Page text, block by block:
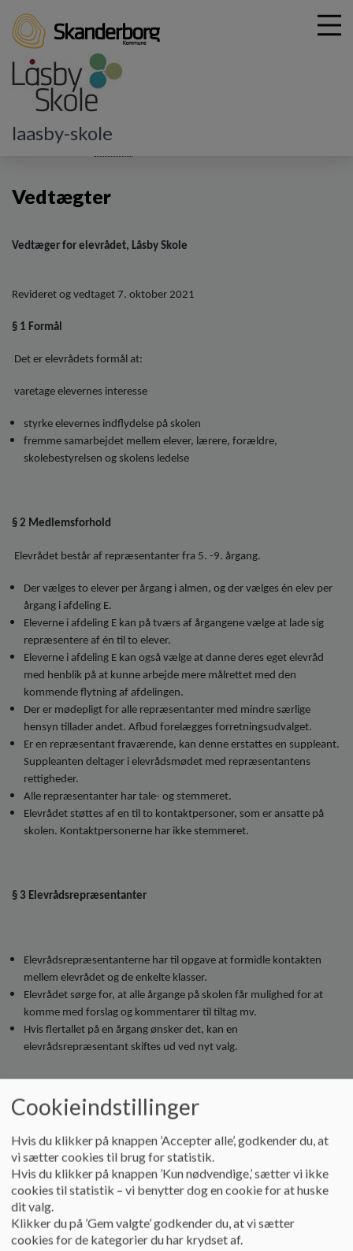
laasby-skole
Vores skole
Vedtægter
Vedtæger for elevrådet, Låsby Skole
Revideret og vedtaget 7. oktober 2021
§ 1 Formål
Det er elevrådets formål at:
varetage elevernes interesse
styrke elevernes indflydelse på skolen
fremme samarbejdet mellem elever, lærere, forældre,
skolebestyrelsen og skolens ledelse
§ 2 Medlemsforhold
Elevrådet består af repræsentanter fra 5. -9. årgang.
Der vælges to elever per årgang i almen, og der vælges én elev per
årgang i afdeling E.
Eleverne i afdeling E kan på tværs af årgangene vælge at lade sig
repræsentere af én til to elever.
Eleverne i afdeling E kan også vælge at danne deres eget elevråd
med henblik på at kunne arbejde mere målrettet med den
kommende flytning af afdelingen.
Der er mødepligt for alle repræsentanter med mindre særlige
hensyn tillader andet. Afbud forelægges forretningsudvalget.
Er en repræsentant fraværende, kan denne erstattes en suppleant.
Suppleanten deltager i elevrådsmødet med repræsentantens
rettigheder.
Alle repræsentanter har tale- og stemmeret.
Elevrådet støttes af en til to kontaktpersoner, som er ansatte på
skolen. Kontaktpersonerne har ikke stemmeret.
§ 3 Elevrådsrepræsentanter
Elevrådsrepræsentanterne har til opgave at formidle kontakten
mellem elevrådet og de enkelte klasser.
Elevrådet sørge for, at alle årgange på skolen får mulighed for at
komme med forslag og kommentarer til tiltag mv.
Hvis flertallet på en årgang ønsker det, kan en
elevrådsrepræsentant skiftes ud ved nyt valg.
§ 4 Forretningsorden
Elevrådet holder møde ca. 1 gang om måneden eller oftere efter
behov
Forretningsudvalget indkalder til møde.
Cookieindstillinger
Hvis du klikker på knappen ’Accepter alle’, godkender du, at
vi sætter cookies til brug for statistik.
Hvis du klikker på knappen ’Kun nødvendige,’ sætter vi ikke
cookies til statistik – vi benytter dog en cookie for at huske
dit valg.
Klikker du på ’Gem valgte’ godkender du, at vi sætter
cookies for de kategorier du har krydset af.